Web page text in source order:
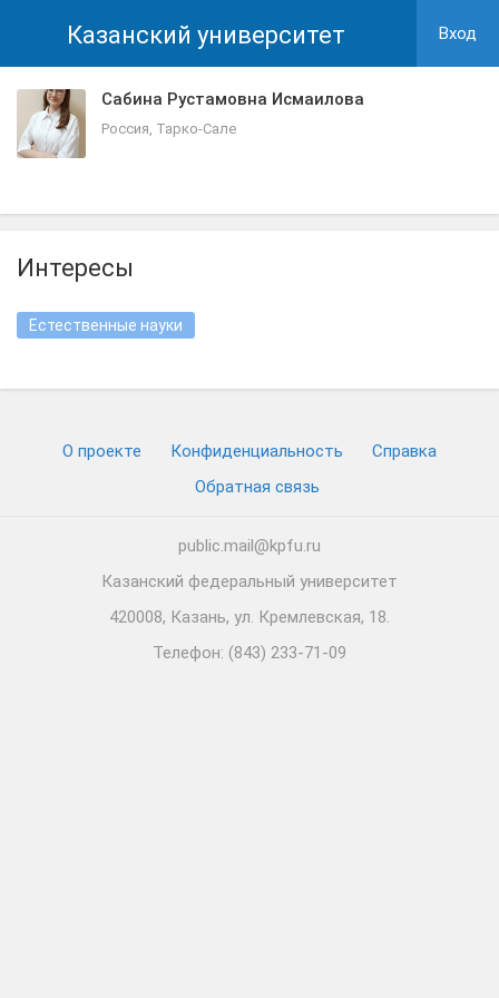
Казанский университет Вход
Сабина Рустамовна Исмаилова
Россия, Тарко-Сале
Интересы
Естественные науки
О проекте Конфиденциальность
Cправка
Обратная связь
public.mail@kpfu.ru
Казанский федеральный университет
420008, Казань, ул. Кремлевская, 18.
Телефон: (843) 233-71-09